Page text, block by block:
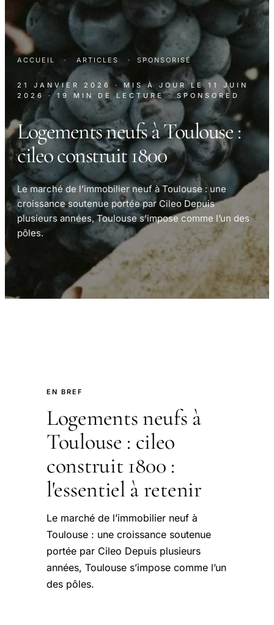
ACCUEIL · ARTICLES · SPONSORISÉ
21 JANVIER 2026 · MIS À JOUR LE 11 JUIN
2026
· 19 MIN DE LECTURE · SPONSORED
Logements neufs à Toulouse :
cileo construit 1800
Le marché de l’immobilier neuf à Toulouse : une
croissance soutenue portée par Cileo Depuis
plusieurs années, Toulouse s’impose comme l’un des
pôles.
EN BREF
Logements neufs à
Toulouse : cileo
construit 1800 :
l'essentiel à retenir
Le marché de l’immobilier neuf à
Toulouse : une croissance soutenue
portée par Cileo Depuis plusieurs
années, Toulouse s’impose comme l’un
des pôles.